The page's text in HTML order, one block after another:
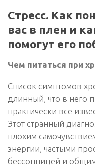
Стресс. Как
вас в плен и
помогут его
Чем питаться при
Список симптомов
длинный, что в него
практически все
Этот странный
плохим
энергии, частыми
бессонницей и